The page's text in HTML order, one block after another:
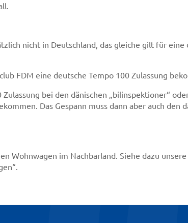
nicht in Deutschland, das gleiche gilt für eine
FDM eine deutsche Tempo 100 Zulassung
bei den dänischen „bilinspektioner“
Das Gespann muss dann aber auch den
Wohnwagen im Nachbarland. Siehe dazu unsere